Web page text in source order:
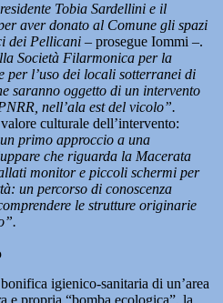
Tobia Sardellini e il
aver donato al Comune gli spazi
dei Pellicani – prosegue Iommi –.
Società Filarmonica per la
per l’uso dei locali sotterranei di
saranno oggetto di un intervento
nell’ala est del vicolo”.
culturale dell’intervento:
primo approccio a una
che riguarda la Macerata
monitor e piccoli schermi per
un percorso di conoscenza
le strutture originarie
igienico-sanitaria di un’area
e propria “bomba ecologica”, la